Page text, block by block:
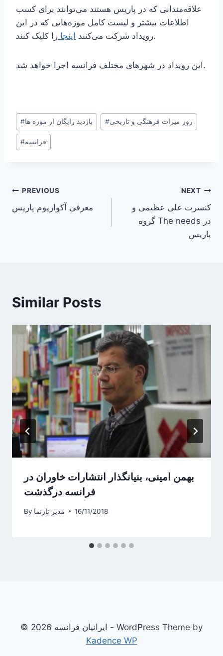
علاقه‌مندانی که در پاریس هستند می‌توانند برای کسب
اطلاعات بیشتر و لیست کامل موزه‌هایی که در این
رویداد شرکت می‌کنند اینجا را کلیک کنند.
این رویداد در شهرهای مختلف فرانسه اجرا خواهد شد.
Post
Tags:
#بازدید رایگان از موزه ها #روز میراث فرهنگی و تاریخی
#فرانسه
Post
navigation
PREVIOUS
معرفی آکواریوم پاریس
NEXT
کنسرت علی عظیمی و
گروه The needs در
پاریس
Similar Posts
بهمن امینی، بنیانگذار انتشارات خاوران در
فرانسه درگذشت
By مدیر تارنما 16/11/2018
© 2026 ایرانیان فرانسه - WordPress Theme by
Kadence WP